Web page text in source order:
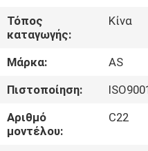
ΓΎΡΟΣ
ΕΡΓΟΣΤΑΣΊΩΝ
ΈΛΕΓΧΟΣ
Τόπος
καταγωγής:
Κίνα
Μάρκα:
AS
Πιστοποίηση:
Αριθμό
μοντέλου:
C22